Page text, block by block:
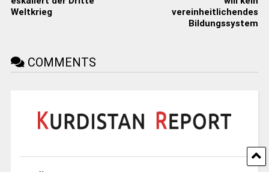
Weltkrieg
vereinheitlichendes
Bildungssystem
COMMENTS